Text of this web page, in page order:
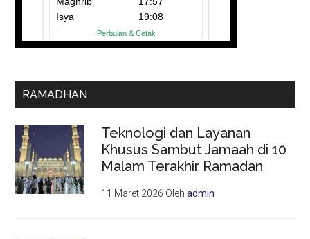
RAMADHAN
Teknologi dan Layanan
Khusus Sambut Jamaah di 10
Malam Terakhir Ramadan
11 Maret 2026 Olehadmin